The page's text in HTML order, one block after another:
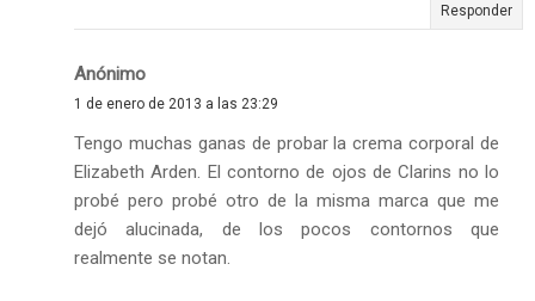
Responder
Anónimo
1 de enero de 2013 a las 23:29
Tengo muchas ganas de probar la crema corporal de
Elizabeth Arden. El contorno de ojos de Clarins no lo
probé pero probé otro de la misma marca que me
dejó alucinada, de los pocos contornos que
realmente se notan.